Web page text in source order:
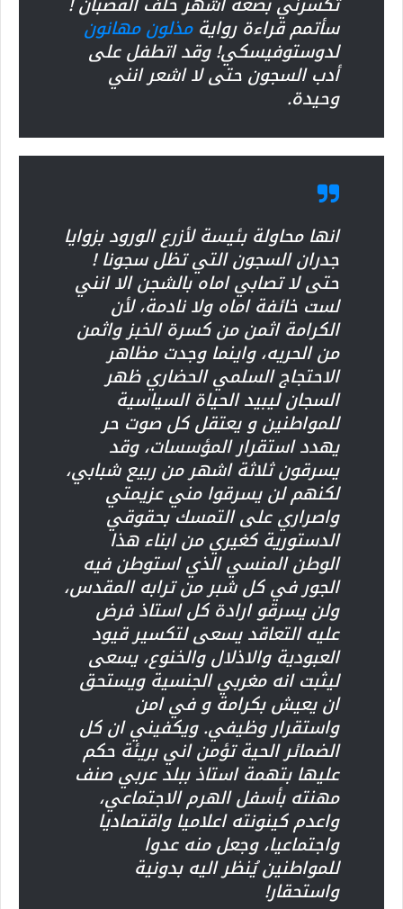
سأتمم قراءة روايةمذلون مهانون
لدوستوفيسكي! وقد اتطفل على
أدب السجون حتى لا اشعر انني
وحيدة.
انها محاولة بئيسة لأزرع الورود بزوايا
جدران السجون التي تظل سجونا !
حتى لا تصابي اماه بالشجن الا انني
لست خائفة اماه ولا نادمة، لأن
الكرامة اثمن من كسرة الخبز واثمن
من الحريه، واينما وجدت مظاهر
الاحتجاج السلمي الحضاري ظهر
السجان ليبيد الحياة السياسية
للمواطنين و يعتقل كل صوت حر
يهدد استقرار المؤسسات، وقد
يسرقون ثلاثة اشهر من ربيع شبابي،
لكنهم لن يسرقوا مني عزيمتي
واصراري على التمسك بحقوقي
الدستورية كغيري من ابناء هذا
الوطن المنسي الذي استوطن فيه
الجور في كل شبر من ترابه المقدس،
ولن يسرقو ارادة كل استاذ فرض
عليه التعاقد يسعى لتكسير قيود
العبودية والاذلال والخنوع، يسعى
ليثبت انه مغربي الجنسية ويستحق
ان يعيش بكرامة و في امن
واستقرار وظيفي. ويكفيني ان كل
الضمائر الحية تؤمن اني بريئة حكم
عليها بتهمة استاذ ببلد عربي صنف
مهنته بأسفل الهرم الاجتماعي،
واعدم كينونته اعلاميا واقتصاديا
واجتماعيا، وجعل منه عدوا
للمواطنين يُنظر اليه بدونية
واستحقار!